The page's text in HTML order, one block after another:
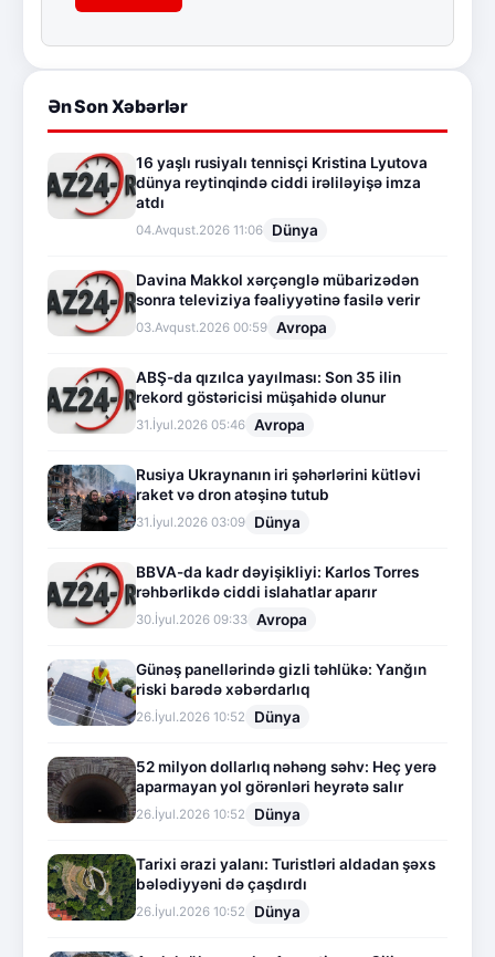
Ən Son Xəbərlər
16 yaşlı rusiyalı tennisçi Kristina Lyutova
dünya reytinqində ciddi irəliləyişə imza
atdı
04.Avqust.2026 11:06 Dünya
Davina Makkol xərçənglə mübarizədən
sonra televiziya fəaliyyətinə fasilə verir
03.Avqust.2026 00:59 Avropa
ABŞ-da qızılca yayılması: Son 35 ilin
rekord göstəricisi müşahidə olunur
31.İyul.2026 05:46 Avropa
Rusiya Ukraynanın iri şəhərlərini kütləvi
raket və dron atəşinə tutub
31.İyul.2026 03:09 Dünya
BBVA-da kadr dəyişikliyi: Karlos Torres
rəhbərlikdə ciddi islahatlar aparır
30.İyul.2026 09:33 Avropa
Günəş panellərində gizli təhlükə: Yanğın
riski barədə xəbərdarlıq
26.İyul.2026 10:52 Dünya
52 milyon dollarlıq nəhəng səhv: Heç yerə
aparmayan yol görənləri heyrətə salır
26.İyul.2026 10:52 Dünya
Tarixi ərazi yalanı: Turistləri aldadan şəxs
bələdiyyəni də çaşdırdı
26.İyul.2026 10:52 Dünya